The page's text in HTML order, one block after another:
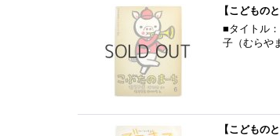
【こどもの
■タイトル
子（むらや
【こどもの